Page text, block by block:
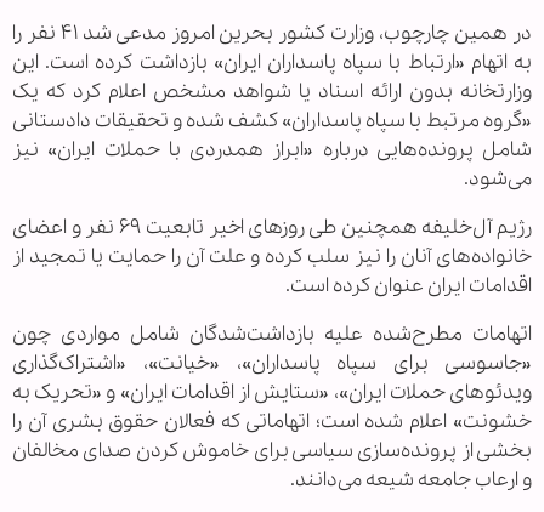
در همین چارچوب، وزارت کشور بحرین امروز مدعی شد ۴۱ نفر را
به اتهام «ارتباط با سپاه پاسداران ایران» بازداشت کرده است. این
وزارتخانه بدون ارائه اسناد یا شواهد مشخص اعلام کرد که یک
«گروه مرتبط با سپاه پاسداران» کشف شده و تحقیقات دادستانی
شامل پرونده‌هایی درباره «ابراز همدردی با حملات ایران» نیز
می‌شود.
رژیم آل‌خلیفه همچنین طی روزهای اخیر تابعیت ۶۹ نفر و اعضای
خانواده‌های آنان را نیز سلب کرده و علت آن را حمایت یا تمجید از
اقدامات ایران عنوان کرده است.
اتهامات مطرح‌شده علیه بازداشت‌شدگان شامل مواردی چون
«جاسوسی برای سپاه پاسداران»، «خیانت»، «اشتراک‌گذاری
ویدئوهای حملات ایران»، «ستایش از اقدامات ایران» و «تحریک به
خشونت» اعلام شده است؛ اتهاماتی که فعالان حقوق بشری آن را
بخشی از پرونده‌سازی سیاسی برای خاموش کردن صدای مخالفان
و ارعاب جامعه شیعه می‌دانند.